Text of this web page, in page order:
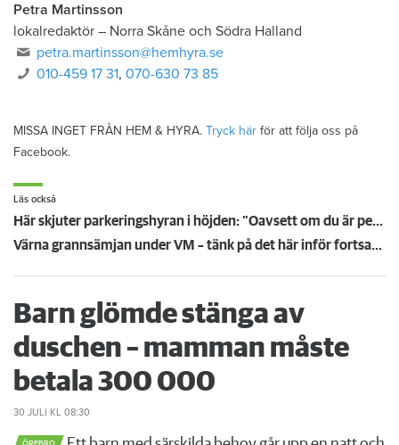
Petra Martinsson
lokalredaktör – Norra Skåne och Södra Halland
petra.martinsson@hemhyra.se
010-459 17 31,070-630 73 85
MISSA INGET FRÅN HEM & HYRA. Tryck här för att följa oss på
Facebook.
Läs också
Här skjuter parkeringshyran i höjden: ”Oavsett om du är pensionär eller arbetar – det är mycket pengar”
Värna grannsämjan under VM – tänk på det här inför fortsatta nattmatcher
Barn glömde stänga av
duschen – mamman måste
betala 300 000
30 JULI KL 08:30